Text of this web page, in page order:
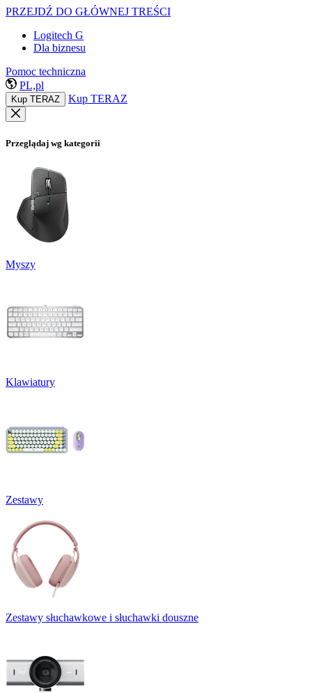
PRZEJDŹ DO GŁÓWNEJ TREŚCI
Logitech G
Dla biznesu
Pomoc techniczna
PL,pl
Kup TERAZ Kup TERAZ
Przeglądaj wg kategorii
Myszy
Klawiatury
Zestawy
Zestawy słuchawkowe i słuchawki douszne